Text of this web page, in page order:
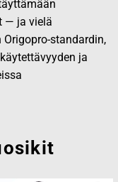
— ja vielä
standardin,
ja